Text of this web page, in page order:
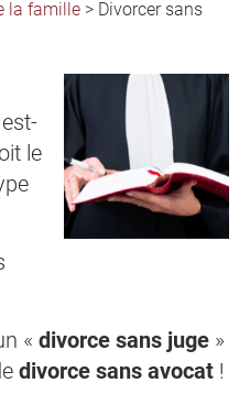
la famille> Divorcer sans
le
« divorce sans juge»
divorce sans avocat!